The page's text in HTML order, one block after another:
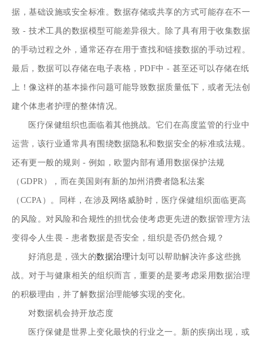
据，基础设施或安全标准。数据存储或共享的方式可能存在不一
致 - 技术工具的数据模型可能差异很大。除了具有用于收集数据
的手动过程之外，通常还存在用于查找和链接数据的手动过程。
最后，数据可以存储在电子表格，PDF中 - 甚至还可以存储在纸
上！像这样的基本操作问题可能导致数据质量低下，或者无法创
建个体患者护理的整体情况。
医疗保健组织也面临着其他挑战。它们在高度监管的行业中
运营，该行业通常具有围绕数据隐私和数据安全的标准或法规。
还有更一般的规则 - 例如，欧盟内部有通用数据保护法规
（GDPR），而在美国则有新的加州消费者隐私法案
（CCPA）。同样，在涉及网络威胁时，医疗保健组织面临更高
的风险。对风险和合规性的担忧会使考虑更先进的数据管理方法
变得令人生畏 - 患者数据是否安全，组织是否仍然合规？
好消息是，强大的数据治理计划可以帮助解决许多这些挑
战。对于与健康相关的组织而言，重要的是要考虑采用数据治理
的积极理由，并了解数据治理能够实现的变化。
对数据机会持开放态度
医疗保健是世界上变化最快的行业之一。新的疾病出现，或